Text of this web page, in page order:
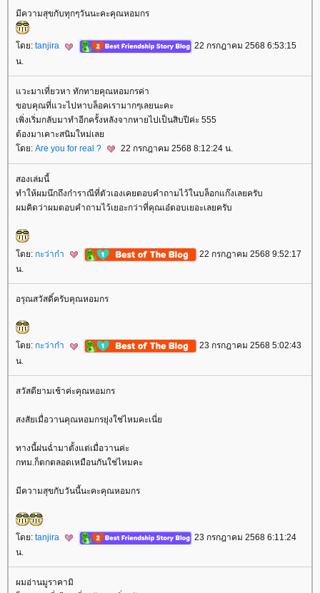
มีความสุขกับทุกๆวันนะคะคุณหอมกร
ดย: tanjira
22 กรกฎาคม 2568 6:53:15
น.
วะมาเที่ยวหา ทักทายคุณหอมกรค่า
ขอบคุณที่แวะไปหาบล็อคเรามากๆเลยนะคะ
เพิ่งเริ่มกลับมาทำอีกครั้งหลังจากหายไปเป็นสิบปีค่ะ 555
ต้องมาเคาะสนิมใหม่เล
ดย: Are you for real ? 22 กรกฎาคม 2568 8:12:24 น.
สองเล่มนี้
ทำให้ผมนึกถึงก๋าราณีที่ตัวเองเคยตอบคำถามไว้ในบล็อกแก๊งเลยครับ
ผมคิดว่าผมตอบคำถามไว้เยอะกว่าที่คุณเอ๋ตอบเยอะเลยครับ
ดย: กะว่าก๋า
22 กรกฎาคม 2568 9:52:17
น.
อรุณสวัสดิ์ครับคุณหอมกร
ดย: กะว่าก๋า
23 กรกฎาคม 2568 5:02:43
น.
สวัสดียามเช้าค่ะคุณหอมกร
สงสัยเมื่อวานคุณหอมกรยุ่งใช่ไหมคะเนี่
ทางนี้ฝนฉ่ำมาตั้งแต่เมื่อวานค่ะ
กทม.ก็ตกตลอดเหมือนกันใช่ไหมคะ
มีความสุขกับวันนี้นะคะคุณหอมกร
ดย: tanjira
23 กรกฎาคม 2568 6:11:24
น.
ผมอ่านมูราคามิ